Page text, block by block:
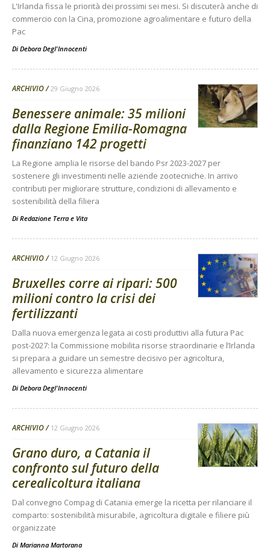
L'Irlanda fissa le priorità dei prossimi sei mesi. Si discuterà anche di
commercio con la Cina, promozione agroalimentare e futuro della
Pac
Di Debora Degl'Innocenti
ARCHIVIO 29 Giugno 2026
Benessere animale: 35 milioni
dalla Regione Emilia-Romagna
finanziano 142 progetti
La Regione amplia le risorse del bando Psr 2023-2027 per
sostenere gli investimenti nelle aziende zootecniche. In arrivo
contributi per migliorare strutture, condizioni di allevamento e
sostenibilità della filiera
Di Redazione Terra e Vita
ARCHIVIO 12 Giugno 2026
Bruxelles corre ai ripari: 500
milioni contro la crisi dei
fertilizzanti
Dalla nuova emergenza legata ai costi produttivi alla futura Pac
post-2027: la Commissione mobilita risorse straordinarie e l’Irlanda
si prepara a guidare un semestre decisivo per agricoltura,
allevamento e sicurezza alimentare
Di Debora Degl'Innocenti
ARCHIVIO 12 Giugno 2026
Grano duro, a Catania il
confronto sul futuro della
cerealicoltura italiana
Dal convegno Compag di Catania emerge la ricetta per rilanciare il
comparto: sostenibilità misurabile, agricoltura digitale e filiere più
organizzate
Di Marianna Martorana